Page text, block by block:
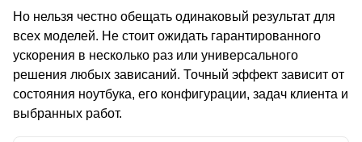
Но нельзя честно обещать одинаковый результат для
всех моделей. Не стоит ожидать гарантированного
ускорения в несколько раз или универсального
решения любых зависаний. Точный эффект зависит от
состояния ноутбука, его конфигурации, задач клиента и
выбранных работ.